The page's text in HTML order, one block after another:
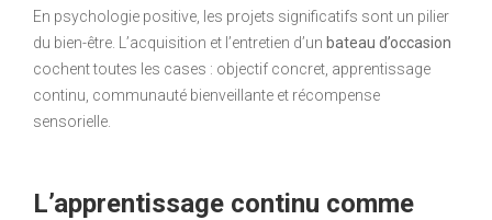
En psychologie positive, les projets significatifs sont un pilier
du bien-être. L’acquisition et l’entretien d’un bateau d’occasion
cochent toutes les cases : objectif concret, apprentissage
continu, communauté bienveillante et récompense
sensorielle.
L’apprentissage continu comme